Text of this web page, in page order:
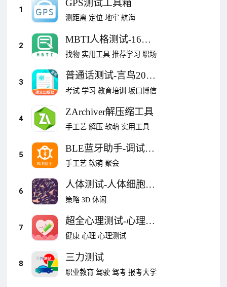
工具类手游排行榜
1
GPS测试工具箱
测距离 定位 地牢 航海
2
MBTI人格测试-16型
职业性格测试
找物 实用工具 推荐学习 职场
3
普通话测试-言鸟2026
新纲学习测试
考试 学习 教育培训 坂口博信
4
ZArchiver解压缩工具
手工艺 解压 软萌 实用工具
5
BLE蓝牙助手-调试工
具
手工艺 软萌 聚会
6
人体测试-人体细胞连
接
策略 3D 休闲
7
超全心理测试-心理健
康性格测试
健康 心理 心理测试
8
三力测试
职业教育 驾驶 驾考 报考大学